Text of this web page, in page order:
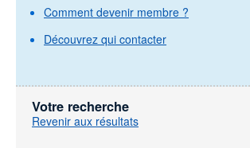
Comment devenir membre ?
Découvrez qui contacter
Votre recherche
Revenir aux résultats